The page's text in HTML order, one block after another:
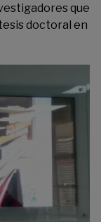
que
doctoral en